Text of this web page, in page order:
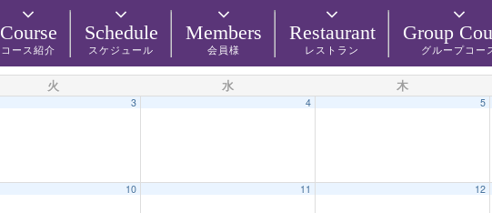
Course
コース紹介
Schedule
スケジュール
Members
会員様
Restaurant
レストラン
Group
グループコー
火 水 木
3 4 5
10 11 12